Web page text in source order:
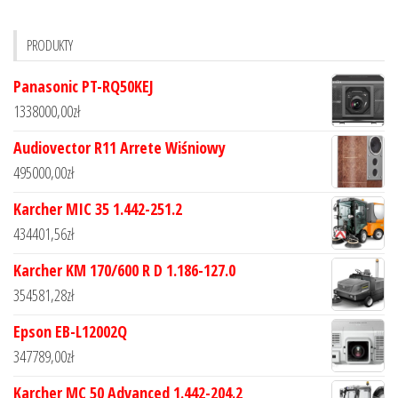
PRODUKTY
Panasonic PT-RQ50KEJ
1338000,00zł
Audiovector R11 Arrete Wiśniowy
495000,00zł
Karcher MIC 35 1.442-251.2
434401,56zł
Karcher KM 170/600 R D 1.186-127.0
354581,28zł
Epson EB-L12002Q
347789,00zł
Karcher MC 50 Advanced 1.442-204.2